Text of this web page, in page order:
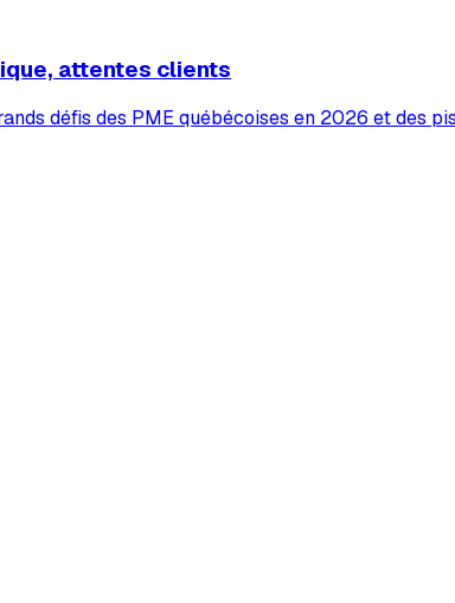
attentes clients
défis des PME québécoises en 2026 et des